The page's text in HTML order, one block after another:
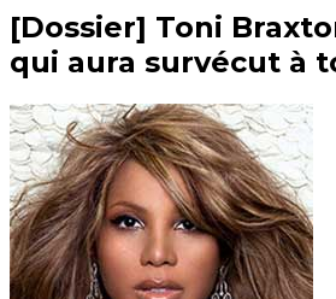
[Dossier] Toni
qui aura survécut à